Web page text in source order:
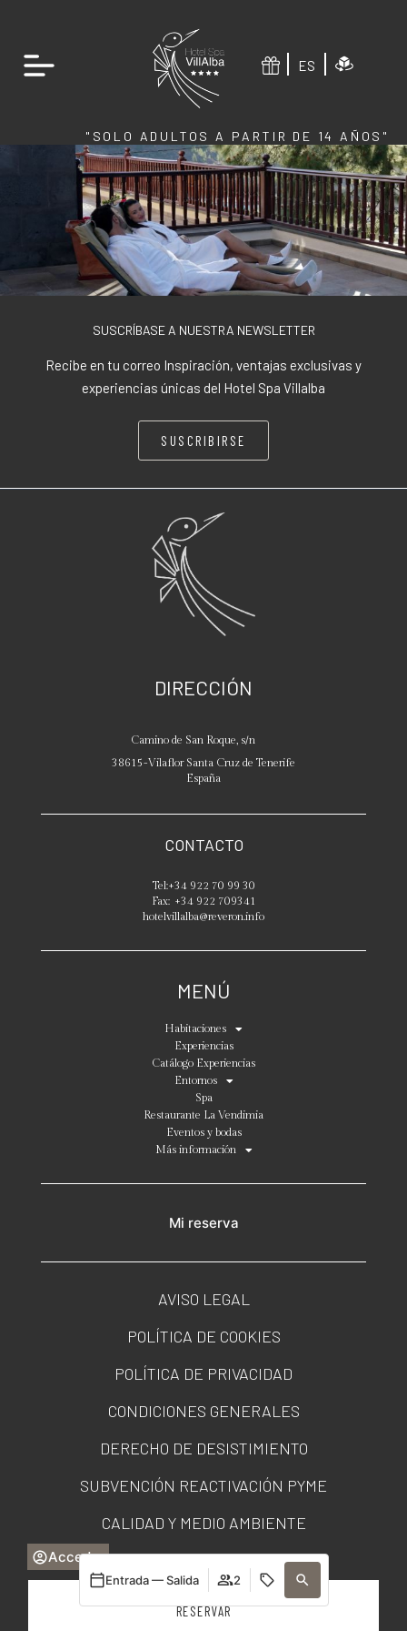
ES
"SOLO ADULTOS A PARTIR DE 14 AÑOS"
Acceder
RESERVAR
Entrada — Salida 2
SUSCRÍBASE A NUESTRA NEWSLETTER
Recibe en tu correo Inspiración, ventajas exclusivas y
experiencias únicas del Hotel Spa Villalba
SUSCRIBIRSE
DIRECCIÓN
Camino de San Roque, s/n
38615-Vilaflor Santa Cruz de Tenerife
España
CONTACTO
Tel:+34 922 70 99 30
Fax: +34 922 709341
hotelvillalba@reveron.info
MENÚ
Habitaciones
Experiencias
Catálogo Experiencias
Entornos
Spa
Restaurante La Vendimia
Eventos y bodas
Más información
Mi reserva
AVISO LEGAL
POLÍTICA DE COOKIES
POLÍTICA DE PRIVACIDAD
CONDICIONES GENERALES
DERECHO DE DESISTIMIENTO
SUBVENCIÓN REACTIVACIÓN PYME
CALIDAD Y MEDIO AMBIENTE
PORTAL DE TRANSPARENCIA